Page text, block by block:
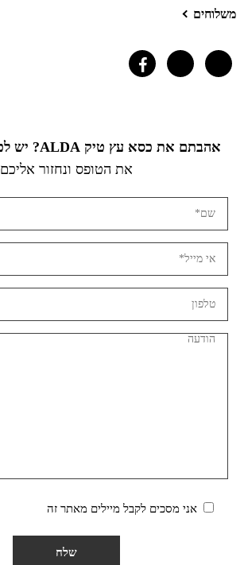
משלוחים
אהבתם את כסא עץ טיק ALDA? יש לכם שאלה?
את הטופס ונחזור אליכם
אני מסכים לקבל מיילים מאתר זה